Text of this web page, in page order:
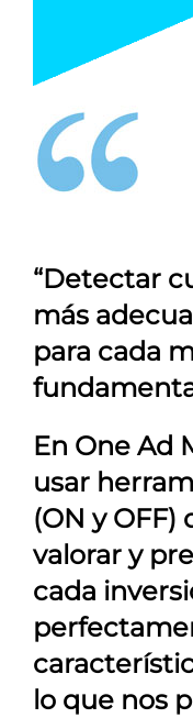
“Detectar
más
para cada
En One Ad
usar
(ON y
valorar y
cada
lo que nos